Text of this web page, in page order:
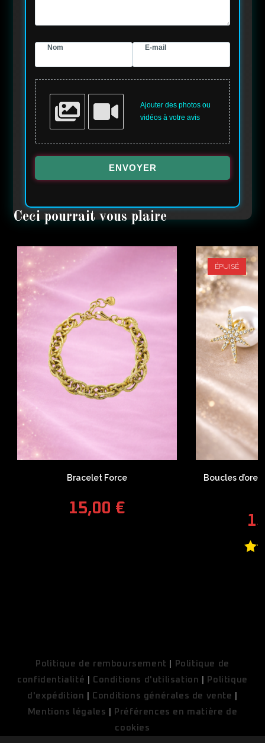
Nom E-mail
Ajouter des photos ou
vidéos à votre avis
ENVOYER
Bracelet Force
15,00 €
ÉPUISÉ
Boucles
Politique de remboursement
Politique de
confidentialité
Conditions d'utilisation
Politique
d'expédition
Conditions générales de vente
Mentions légales
Préférences en matière de
cookies